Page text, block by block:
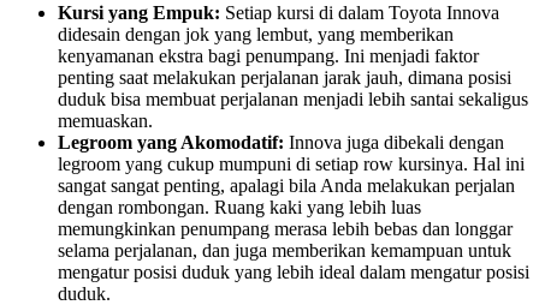
Kursi yang Empuk: Setiap kursi di dalam Toyota Innova
didesain dengan jok yang lembut, yang memberikan
kenyamanan ekstra bagi penumpang. Ini menjadi faktor
penting saat melakukan perjalanan jarak jauh, dimana posisi
duduk bisa membuat perjalanan menjadi lebih santai sekaligus
memuaskan.
Legroom yang Akomodatif: Innova juga dibekali dengan
legroom yang cukup mumpuni di setiap row kursinya. Hal ini
sangat sangat penting, apalagi bila Anda melakukan perjalan
dengan rombongan. Ruang kaki yang lebih luas
memungkinkan penumpang merasa lebih bebas dan longgar
selama perjalanan, dan juga memberikan kemampuan untuk
mengatur posisi duduk yang lebih ideal dalam mengatur posisi
duduk.